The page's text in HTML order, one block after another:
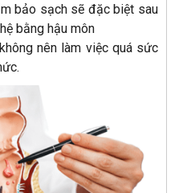
bảo sạch sẽ đặc biệt sau
bằng hậu môn
nên làm việc quá sức